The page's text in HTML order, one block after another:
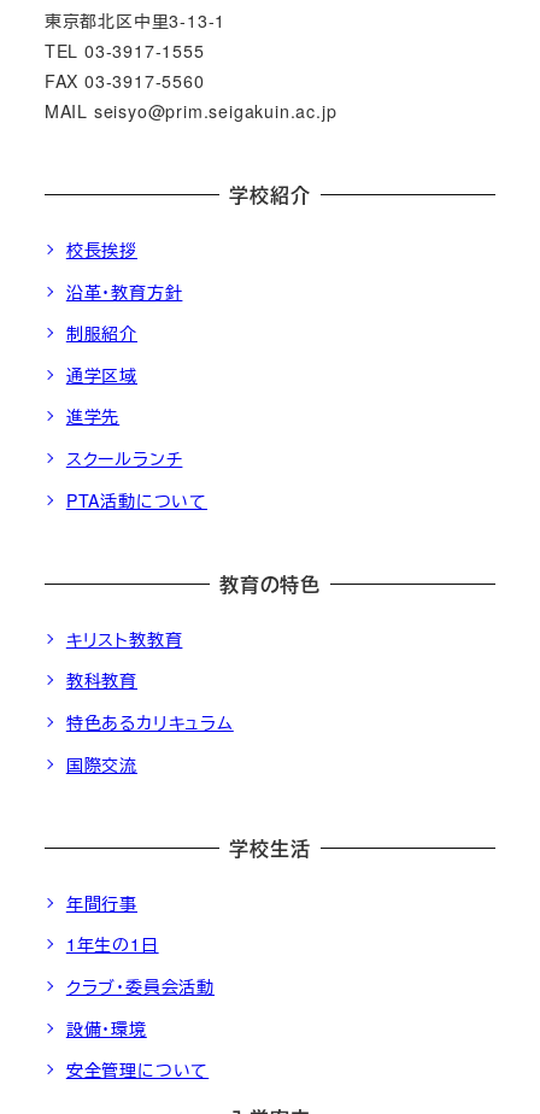
東京都北区中里3-13-1
TEL 03-3917-1555
FAX 03-3917-5560
MAIL seisyo@prim.seigakuin.ac.jp
学校紹介
校長挨拶
沿革・教育方針
制服紹介
通学区域
進学先
スクールランチ
PTA活動について
教育の特色
キリスト教教育
教科教育
特色あるカリキュラム
国際交流
学校生活
年間行事
1年生の1日
クラブ・委員会活動
設備・環境
安全管理について